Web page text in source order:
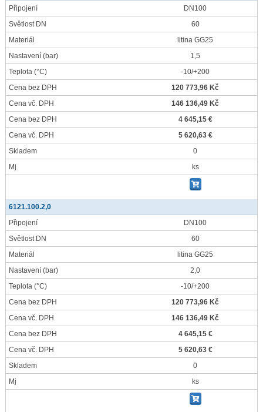
Připojení
DN100
Světlost DN
60
Materiál
litina GG25
Nastavení (bar)
1,5
Teplota (°C)
-10/+200
Cena bez DPH
120 773,96 Kč
Cena vč. DPH
146 136,49 Kč
Cena bez DPH
4 645,15 €
Cena vč. DPH
5 620,63 €
Skladem
0
Mj
ks
6121.100.2,0
Připojení
DN100
Světlost DN
60
Materiál
litina GG25
Nastavení (bar)
2,0
Teplota (°C)
-10/+200
Cena bez DPH
120 773,96 Kč
Cena vč. DPH
146 136,49 Kč
Cena bez DPH
4 645,15 €
Cena vč. DPH
5 620,63 €
Skladem
0
Mj
ks